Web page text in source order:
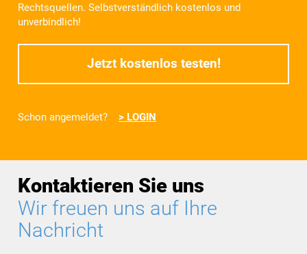
Rechtsquellen. Selbstverständlich kostenlos und
unverbindlich!
Jetzt kostenlos testen!
Schon angemeldet?> LOGIN
Kontaktieren Sie uns
Wir freuen uns auf Ihre
Nachricht